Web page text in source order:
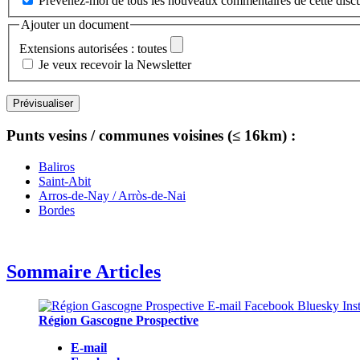
Ajouter un document
Extensions autorisées : toutes
Je veux recevoir la Newsletter
Punts vesins / communes voisines (≤ 16km) :
Baliros
Saint-Abit
Arros-de-Nay / Arròs-de-Nai
Bordes
Sommaire Articles
Région Gascogne Prospective
E-mail